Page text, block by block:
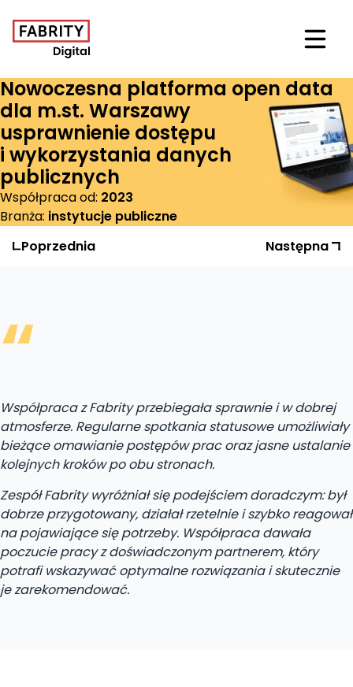
Nowoczesna platforma open data
dla m.st. Warszawy
usprawnienie dostępu
i wykorzystania danych
publicznych
Współpraca od: 2023
Branża: instytucje publiczne
Poprzednia
Realizacja Następna
“
Współpraca z Fabrity przebiegała sprawnie i w dobrej
atmosferze. Regularne spotkania statusowe umożliwiały
bieżące omawianie postępów prac oraz jasne ustalanie
kolejnych kroków po obu stronach.
Zespół Fabrity wyróżniał się podejściem doradczym: był
dobrze przygotowany, działał rzetelnie i szybko reagował
na pojawiające się potrzeby. Współpraca dawała
poczucie pracy z doświadczonym partnerem, który
potrafi wskazywać optymalne rozwiązania i skutecznie
je zarekomendować.